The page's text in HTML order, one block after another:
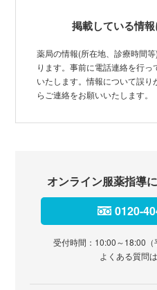
掲載している情
薬局の情報(所在地、診療時間
ります。事前に電話連絡を行
いたします。情報について誤
らご連絡をお願いいたします。
オンライン服薬指導
0120-
受付時間：10:00～18:00（
よくある質問は